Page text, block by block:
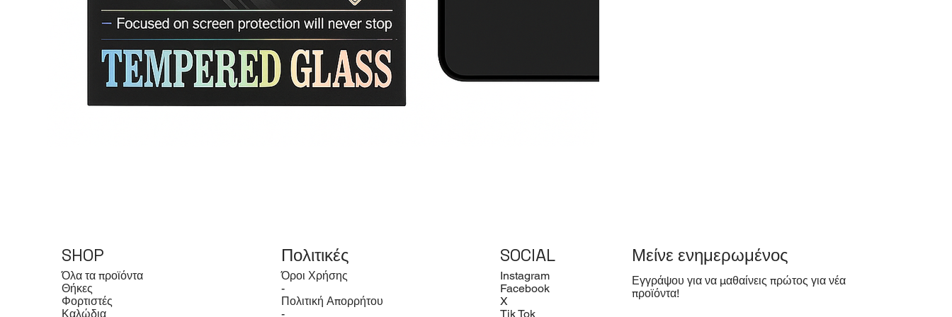
SHOP
Όλα τα προϊόντα
Θήκες
Φορτιστές
Καλώδια
Πολιτικές
Όροι Χρήσης
-
Πολιτική Απορρήτου
-
SOCIAL
Instagram
Facebook
X
Tik Tok
​Μείνε ενημερωμένος
Εγγράψου για να μαθαίνεις πρώτος για νέα
προϊόντα!